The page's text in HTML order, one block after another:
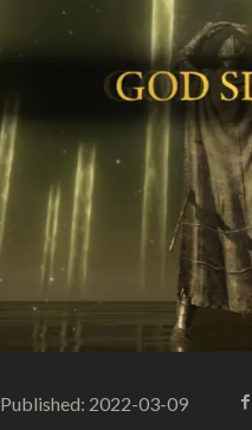
Published: 2022-03-09